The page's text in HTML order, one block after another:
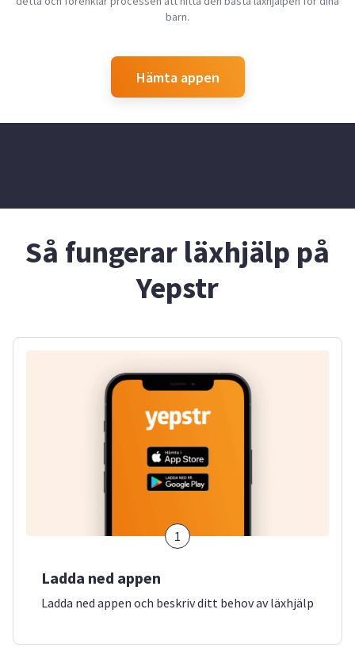
barn.
Hämta appen
Så fungerar läxhjälp på
Yepstr
1
Ladda ned appen
Ladda ned appen och beskriv ditt behov av läxhjälp